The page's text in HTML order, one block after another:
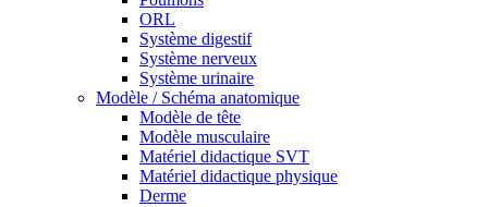
ORL
Système digestif
Système nerveux
Système urinaire
Modèle / Schéma anatomique
Modèle de tête
Modèle musculaire
Matériel didactique SVT
Matériel didactique physique
Derme